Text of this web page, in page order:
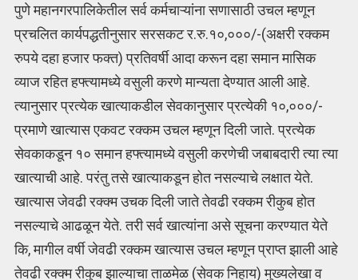
पुणे महानगरपालिकेतील सर्व कर्मचाऱ्यांना सणासाठी उचल म्हणून
प्रचलित कार्यपद्धतीनुसार सरसकट र.रु.१०,०००/-(अक्षरी रक्कम
रुपये दहा हजार फक्त) प्रतिवर्षी आदा करून दहा समान मासिक
व्याज रहित हफ्त्यामध्ये वसुली करणे मान्यता देण्यात आली आहे.
त्यानुसार प्रत्येक खात्याकडील सेवकानुसार प्रत्येकी १०,०००/-
प्रमाणे खात्यास एकवट रक्कम उचल म्हणून दिली जाते. प्रत्येक
सेवकाकडून १० समान हफ्त्यामध्ये वसुली करणेची जबाबदारी त्या त्या
खात्याची आहे. परंतु तसे खात्याकडून होत नसल्याचे लक्षात येते.
खात्यास जेवढी रक्क्म उचक दिली जाते तेवढी रक्कम रीकुब होत
नसल्याचे आढळून येते. तरी सर्व खात्यांना असे सूचना करण्यात येते
कि, मागील वर्षी जेवढी रक्कम खात्यास उचल म्हणून प्राप्त झाली आहे
तेवढी रक्क्म रीकुब झाल्याचा ताळमेळ (सेवक निहाय) मुख्यलेखा व